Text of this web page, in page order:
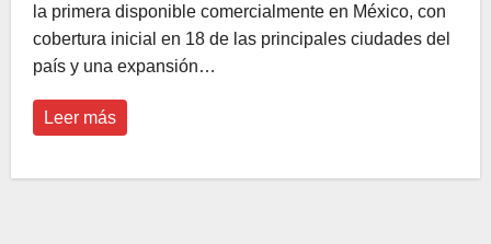
la primera disponible comercialmente en México, con
cobertura inicial en 18 de las principales ciudades del
país y una expansión…
Leer más